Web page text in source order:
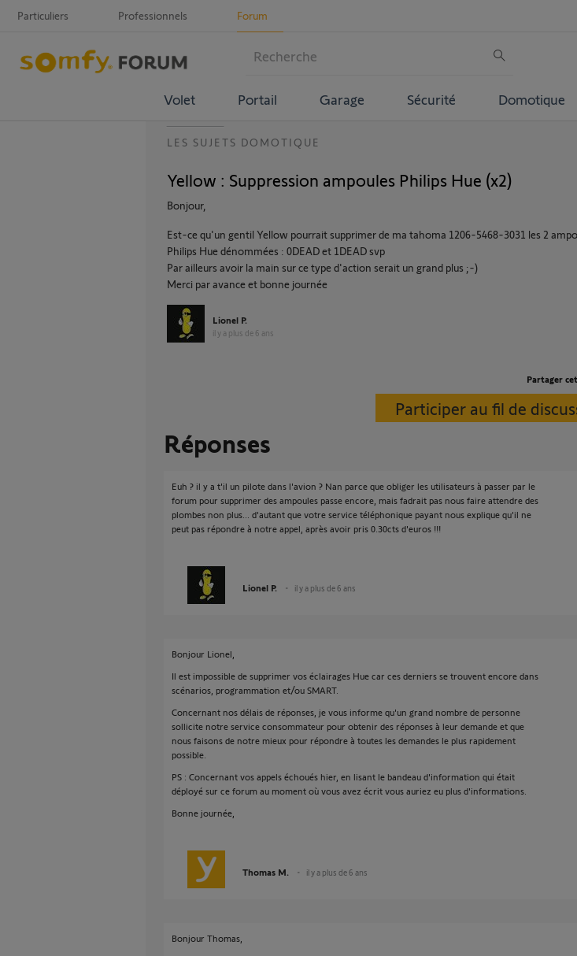
Particuliers Professionnels Forum
Volet Portail Garage Sécurité Domotique
LES SUJETS DOMOTIQUE
Yellow : Suppression ampoules Philips Hue (x2)
Bonjour,
Est-ce qu'un gentil Yellow pourrait supprimer de ma tahoma 1206-5468-3031 les 2
Philips Hue dénommées : 0DEAD et 1DEAD svp
Par ailleurs avoir la main sur ce type d'action serait un grand plus ;-)
Merci par avance et bonne journée
Lionel P.
il y a plus de 6 ans
Partager
Participer au fil de
Réponses
Euh ? il y a t'il un pilote dans l'avion ? Nan parce que obliger les utilisateurs à passer par le
forum pour supprimer des ampoules passe encore, mais fadrait pas nous faire attendre des
plombes non plus... d'autant que votre service téléphonique payant nous explique qu'il ne
peut pas répondre à notre appel, après avoir pris 0.30cts d'euros !!!
Lionel P. il y a plus de 6 ans
Bonjour Lionel,
Il est impossible de supprimer vos éclairages Hue car ces derniers se trouvent encore dans
scénarios, programmation et/ou SMART.
Concernant nos délais de réponses, je vous informe qu'un grand nombre de personne
sollicite notre service consommateur pour obtenir des réponses à leur demande et que
nous faisons de notre mieux pour répondre à toutes les demandes le plus rapidement
possible.
PS : Concernant vos appels échoués hier, en lisant le bandeau d'information qui était
déployé sur ce forum au moment où vous avez écrit vous auriez eu plus d'informations.
Bonne journée,
Thomas M. il y a plus de 6 ans
Bonjour Thomas,